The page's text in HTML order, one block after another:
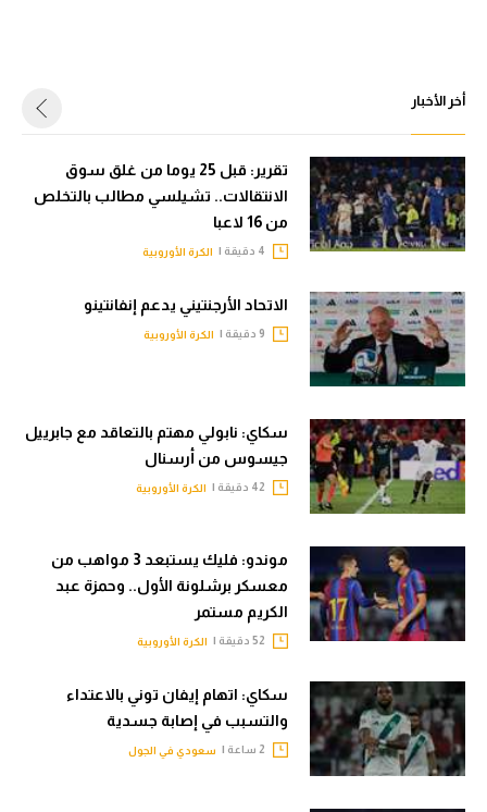
أخر الأخبار
تقرير: قبل 25 يوما من غلق سوق
الانتقالات.. تشيلسي مطالب بالتخلص
من 16 لاعبا
الكرة الأوروبية
الاتحاد الأرجنتيني يدعم إنفانتينو
الكرة الأوروبية
سكاي: نابولي مهتم بالتعاقد مع جابرييل
جيسوس من أرسنال
الكرة الأوروبية
موندو: فليك يستبعد 3 مواهب من
معسكر برشلونة الأول.. وحمزة عبد
الكريم مستمر
الكرة الأوروبية
سكاي: اتهام إيفان توني بالاعتداء
والتسبب في إصابة جسدية
سعودي في الجول